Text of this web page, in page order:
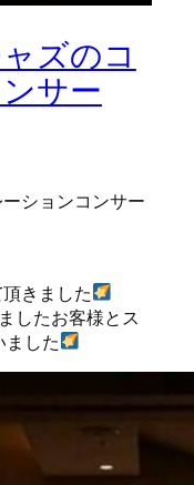
ズのコ
サー
ションコンサー
きました
したお客様とス
ました